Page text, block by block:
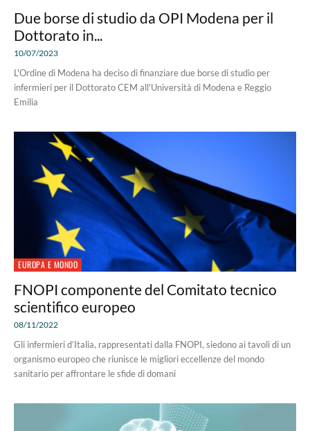
Due borse di studio da OPI Modena per il
Dottorato in...
10/07/2023
L'Ordine di Modena ha deciso di finanziare due borse di studio per
infermieri per il Dottorato CEM all'Università di Modena e Reggio
Emilia
EUROPA E MONDO
FNOPI componente del Comitato tecnico
scientifico europeo
08/11/2022
Gli infermieri d’Italia, rappresentati dalla FNOPI, siedono ai tavoli di un
organismo europeo che riunisce le migliori eccellenze del mondo
sanitario per affrontare le sfide di domani